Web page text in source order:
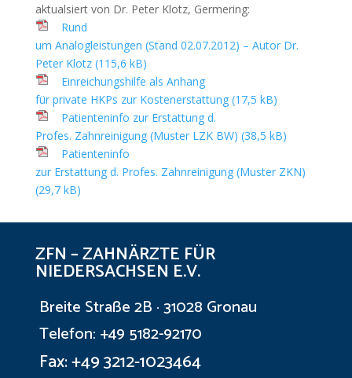
aktualsiert von Dr. Peter Klotz, Germering:
Rund
um Analogleistungen (Stand 02.07.2012) – Autor Dr.
Peter Klotz (115,6 kB)
Einreichungshilfe als Anhang
für private HKPs zur Kostenerstattung (17,5 kB)
Patienteninfo zur Erstattung d.
Profes. Zahnreinigung (Muster LZK BW) (38,5 kB)
Patienteninfo
zur Erstattung d. Profes. Zahnreinigung (Muster ZKN)
(29,7 kB)
ZFN – ZAHNÄRZTE FÜR
NIEDERSACHSEN E.V.
Breite Straße 2B · 31028 Gronau
Telefon: +49 5182-92170
Fax: +49 3212-1023464